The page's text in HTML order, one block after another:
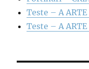
Teste – A
Teste – A ARTE